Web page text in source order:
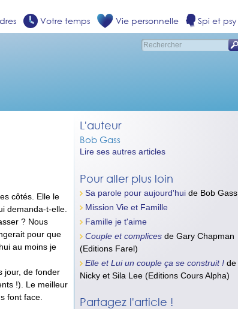
Votre temps Vie personnelle Spi et psy
côtés. Elle le
demanda-t-elle.
? Nous
pour que
au moins je
jour, de fonder
!). Le meilleur
font face.
L'auteur
Bob Gass
Lire ses autres articles
Pour aller plus loin
Sa parole pour aujourd'hui de Bob Gass
Mission Vie et Famille
Famille je t'aime
Couple et complices de Gary Chapman
(Editions Farel)
Elle et Lui un couple ça se construit ! de
Nicky et Sila Lee (Editions Cours Alpha)
Partagez l'article !